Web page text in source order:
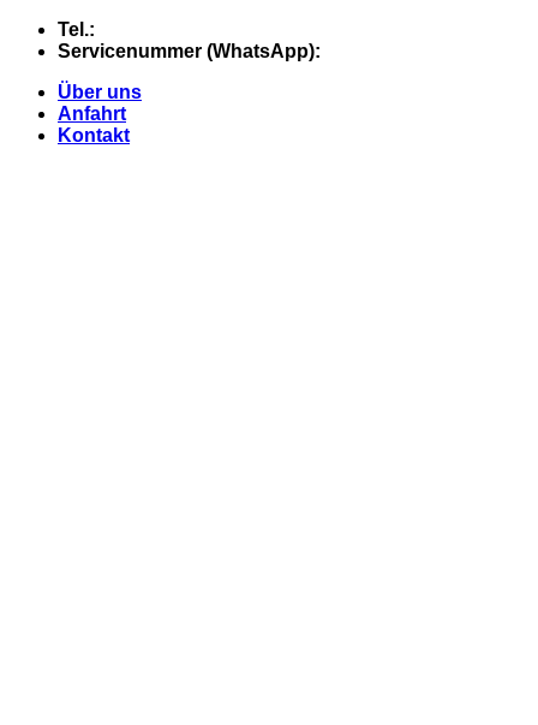
Skip
Tel.:
Servicenummer (WhatsApp):
Über uns
Anfahrt
Kontakt